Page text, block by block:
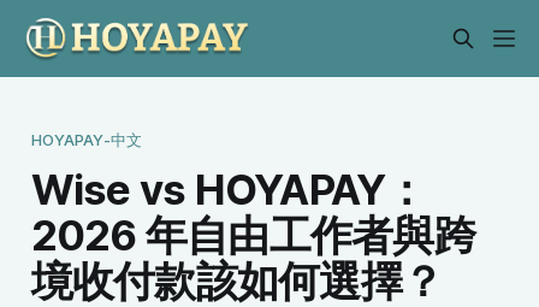
HOYAPAY-中文
Wise vs HOYAPAY：
2026 年自由工作者與跨
境收付款該如何選擇？